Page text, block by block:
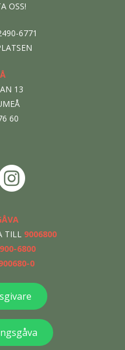
OSS!
6771
13
60
TILL 9006800
900-6800
0